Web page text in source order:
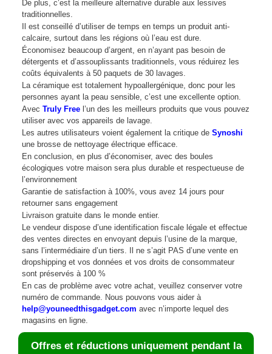
De plus, c’est la meilleure alternative durable aux lessives
traditionnelles.
Il est conseillé d’utiliser de temps en temps un produit anti-
calcaire, surtout dans les régions où l’eau est dure.
Économisez beaucoup d’argent, en n’ayant pas besoin de
détergents et d’assouplissants traditionnels, vous réduirez les
coûts équivalents à 50 paquets de 30 lavages.
La céramique est totalement hypoallergénique, donc pour les
personnes ayant la peau sensible, c’est une excellente option.
Avec Truly Free l’un des les meilleurs produits que vous pouvez
utiliser avec vos appareils de lavage.
Les autres utilisateurs voient également la critique de Synoshi
une brosse de nettoyage électrique efficace.
En conclusion, en plus d’économiser, avec des boules
écologiques votre maison sera plus durable et respectueuse de
l’environnement
Garantie de satisfaction à 100%, vous avez 14 jours pour
retourner sans engagement
Livraison gratuite dans le monde entier.
Le vendeur dispose d’une identification fiscale légale et effectue
des ventes directes en envoyant depuis l’usine de la marque,
sans l’intermédiaire d’un tiers. Il ne s’agit PAS d’une vente en
dropshipping et vos données et vos droits de consommateur
sont préservés à 100 %
En cas de problème avec votre achat, veuillez conserver votre
numéro de commande. Nous pouvons vous aider à
help@youneedthisgadget.com avec n’importe lequel des
magasins en ligne.
Offres et réductions uniquement pendant la